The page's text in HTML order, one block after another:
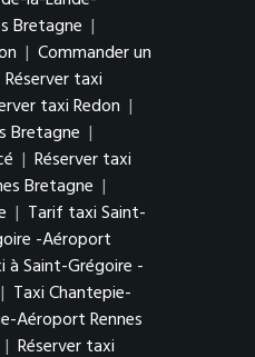
Bretagne |
| Commander un
Réserver taxi
taxi Redon |
Bretagne |
| Réserver taxi
Bretagne |
| Tarif taxi Saint-
-Aéroport
à Saint-Grégoire -
| Taxi Chantepie-
Aéroport Rennes
| Réserver taxi